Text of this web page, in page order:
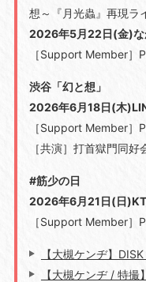
想～『月光蟲』再現ラ
2026年5月22日(金)な
［Support Member］
渋谷「幻と想」
2026年6月18日(木
［Support Member］
［共演］打首獄門同
#筋少の日
2026年6月21日(日
［Support Member］
【大槻ケンヂ】
【大槻ケンヂ / 特撮